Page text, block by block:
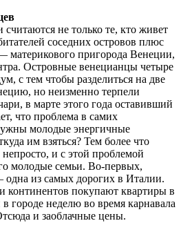
не только те, кто живет
соседних островов плюс
материкового пригорода Венеции,
Островные венецианцы четыре
с тем чтобы разделиться на две
но неизменно терпели
в марте этого года оставивший
что проблема в самих
молодые энергичные
им взяться? Тем более что
и с этой проблемой
молодые семьи. Во-первых,
из самых дорогих в Италии.
континентов покупают квартиры в
городе неделю во время карнавала
и заоблачные цены.